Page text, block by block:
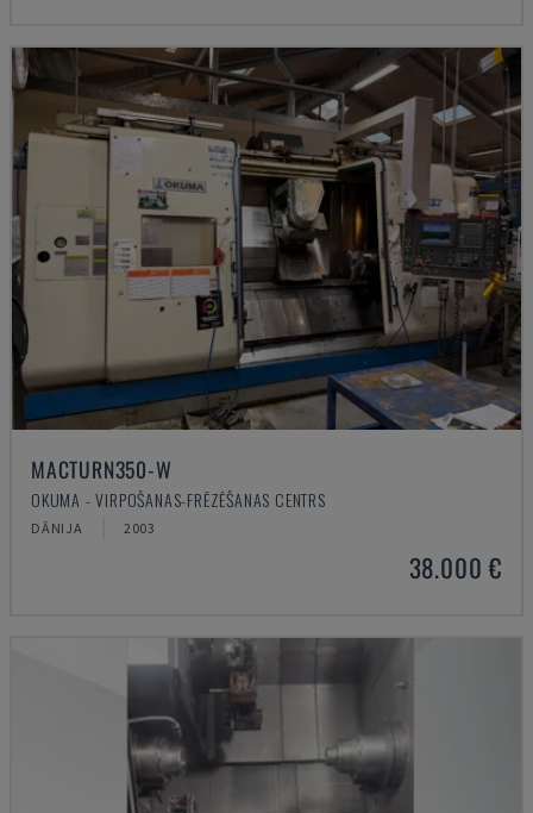
MACTURN350-W
OKUMA - VIRPOŠANAS-FRĒZĒŠANAS CENTRS
DĀNIJA 2003
38.000 €